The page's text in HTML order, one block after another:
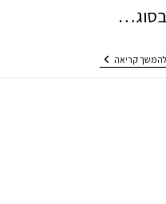
בסוג…
להמשך קריאה איך
בוחרים